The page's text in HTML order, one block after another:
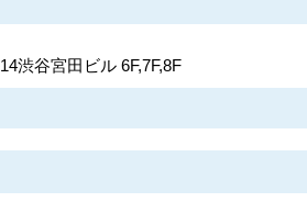
渋谷宮田ビル 6F,7F,8F